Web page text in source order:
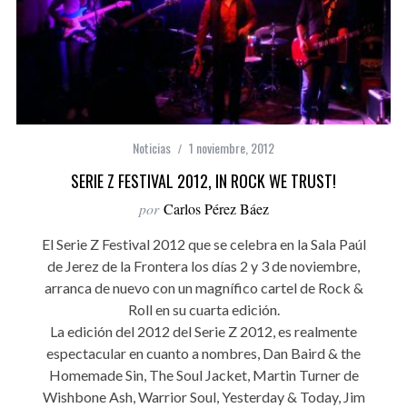
Noticias 1 noviembre, 2012
SERIE Z FESTIVAL 2012, IN ROCK WE TRUST!
por Carlos Pérez Báez
El Serie Z Festival 2012 que se celebra en la Sala Paúl
de Jerez de la Frontera los días 2 y 3 de noviembre,
arranca de nuevo con un magnífico cartel de Rock &
Roll en su cuarta edición.
La edición del 2012 del Serie Z 2012, es realmente
espectacular en cuanto a nombres, Dan Baird & the
Homemade Sin, The Soul Jacket, Martin Turner de
Wishbone Ash, Warrior Soul, Yesterday & Today, Jim